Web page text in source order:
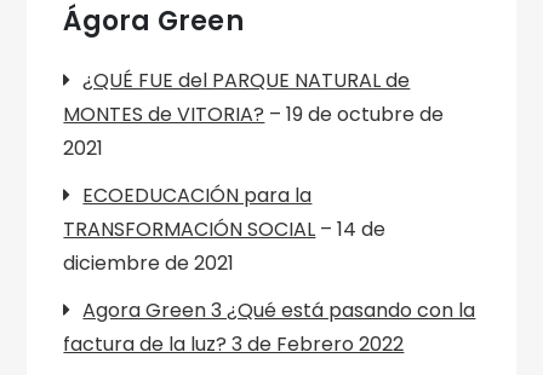
Ágora Green
¿QUÉ FUE del PARQUE NATURAL de
MONTES de VITORIA? – 19 de octubre de
2021
ECOEDUCACIÓN para la
TRANSFORMACIÓN SOCIAL – 14 de
diciembre de 2021
Agora Green 3 ¿Qué está pasando con la
factura de la luz? 3 de Febrero 2022